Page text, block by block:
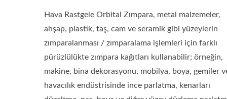
Hava Rastgele Orbital Zımpara, metal malzemeler,
ahşap, plastik, taş, cam ve seramik gibi yüzeylerin
zımparalanması / zımparalama işlemleri için farklı
pürüzlülükte zımpara kağıtları kullanabilir; örneğin,
makine, bina dekorasyonu, mobilya, boya, gemiler
havacılık endüstrisinde ince parlatma, kenarları